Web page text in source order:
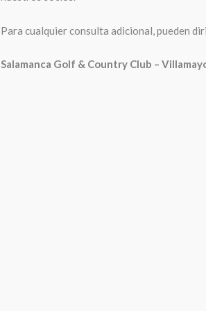
Para cualquier consulta adicional, pueden
Salamanca Golf & Country Club –